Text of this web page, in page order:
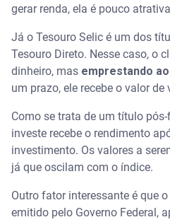
gerar renda, ela é pouco
Já o Tesouro Selic é um dos
Tesouro Direto. Nesse caso, o
dinheiro, mas emprestando
um prazo, ele recebe o valor
Como se trata de um título
investe recebe o rendimento
investimento. Os valores a
já que oscilam com o índice.
Outro fator interessante é que
emitido pelo Governo Federal,